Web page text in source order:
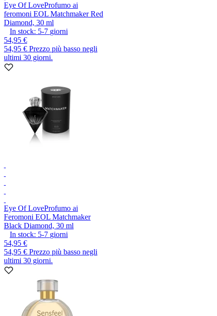
Eye Of LoveProfumo ai
feromoni EOL Matchmaker Red
Diamond, 30 ml
In stock: 5-7 giorni
54,95 €
54,95 € Prezzo più basso negli
ultimi 30 giorni.
Eye Of LoveProfumo ai
Feromoni EOL Matchmaker
Black Diamond, 30 ml
In stock: 5-7 giorni
54,95 €
54,95 € Prezzo più basso negli
ultimi 30 giorni.